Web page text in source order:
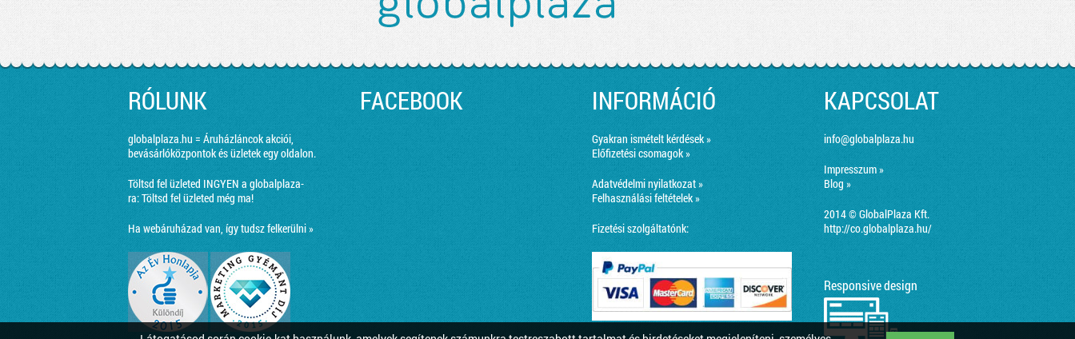
RÓLUNK
globalplaza.hu = Áruházláncok akciói,
bevásárlóközpontok és üzletek egy oldalon.
Töltsd fel üzleted INGYEN a globalplaza-
ra:Töltsd fel üzleted még ma!
Ha webáruházad van, így tudsz felkerülni »
FACEBOOK INFORMÁCIÓ
Gyakran ismételt kérdések »
Előfizetési csomagok »
Adatvédelmi nyilatkozat »
Felhasználási feltételek »
Fizetési szolgáltatónk:
KAPCSOLAT
info@globalplaza.hu
Impresszum »
Blog »
2014 © GlobalPlaza Kft.
http://co.globalplaza.hu/
Responsive design